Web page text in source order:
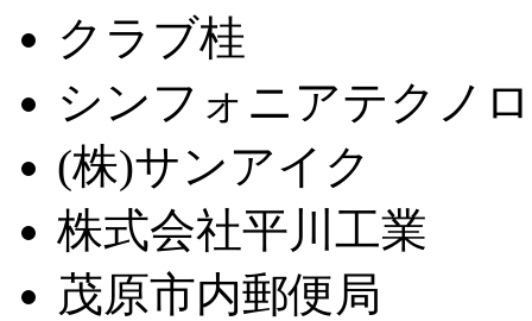
クラブ桂
シンフォニアテクノ
(株)サンアイク
株式会社平川工業
茂原市内郵便局